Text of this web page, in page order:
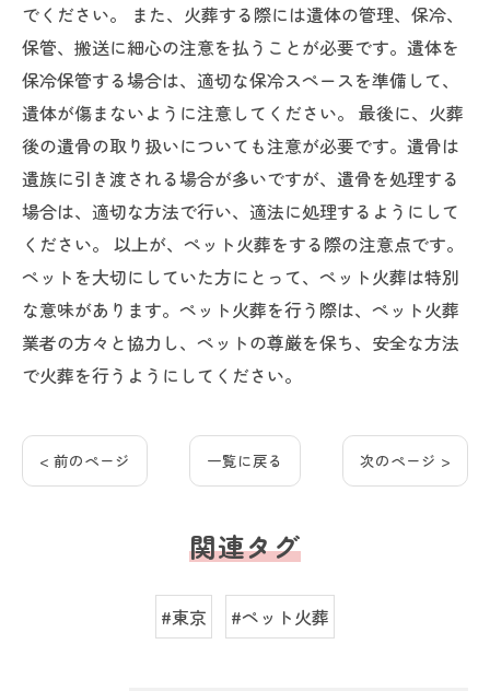
でください。 また、火葬する際には遺体の管理、保冷、
保管、搬送に細心の注意を払うことが必要です。遺体を
保冷保管する場合は、適切な保冷スペースを準備して、
遺体が傷まないように注意してください。 最後に、火葬
後の遺骨の取り扱いについても注意が必要です。遺骨は
遺族に引き渡される場合が多いですが、遺骨を処理する
場合は、適切な方法で行い、適法に処理するようにして
ください。 以上が、ペット火葬をする際の注意点です。
ペットを大切にしていた方にとって、ペット火葬は特別
な意味があります。ペット火葬を行う際は、ペット火葬
業者の方々と協力し、ペットの尊厳を保ち、安全な方法
で火葬を行うようにしてください。
< 前のページ 一覧に戻る 次のページ >
関連タグ
#東京 #ペット火葬